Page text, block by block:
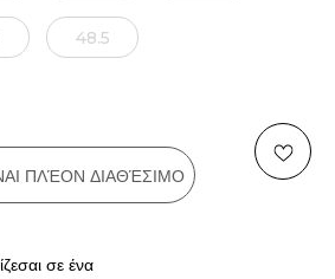
48.5
ΠΛΈΟΝ ΔΙΑΘΈΣΙΜΟ
σε ένα